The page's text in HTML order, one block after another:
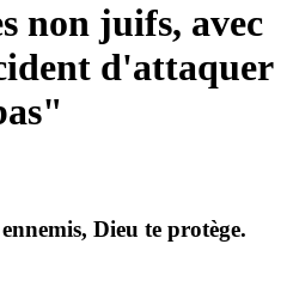
non juifs, avec
d'attaquer
Dieu te protège.